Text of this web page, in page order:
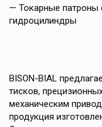
— Токарные патроны
гидроцилиндры
BISON-BIAL
тисков,
механическим
продукция